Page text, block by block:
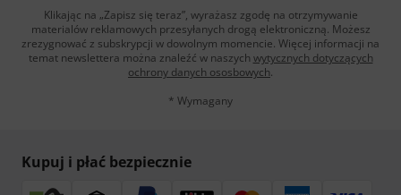
Klikając na „Zapisz się teraz”, wyrażasz zgodę na otrzymywanie
materialów reklamowych przesyłanych drogą elektroniczną. Możesz
zrezygnować z subskrypcji w dowolnym momencie. Więcej informacji na
temat newslettera można znaleźć w naszych wytycznych dotyczących
ochrony danych ososbowych.
* Wymagany
Kupuj i płać bezpiecznie